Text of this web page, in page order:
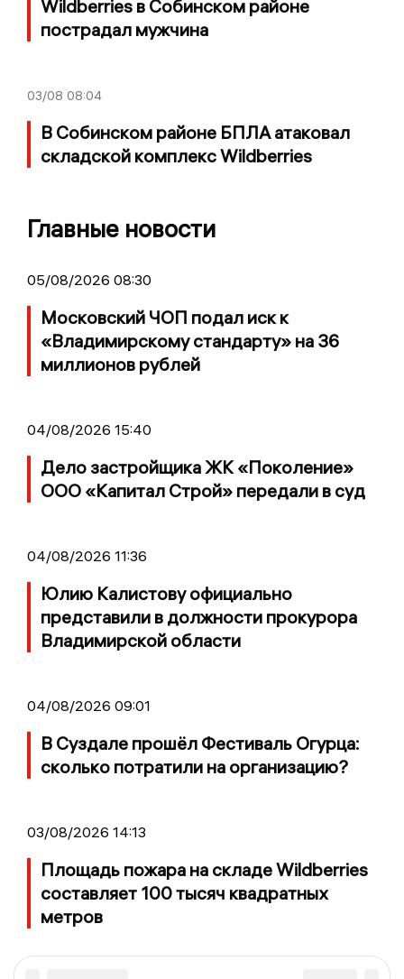
Wildberries в Собинском районе
пострадал мужчина
03/08 08:04
В Собинском районе БПЛА атаковал
складской комплекс Wildberries
Главные новости
05/08/2026 08:30
Московский ЧОП подал иск к
«Владимирскому стандарту» на 36
миллионов рублей
04/08/2026 15:40
Дело застройщика ЖК «Поколение»
ООО «Капитал Строй» передали в суд
04/08/2026 11:36
Юлию Калистову официально
представили в должности прокурора
Владимирской области
04/08/2026 09:01
В Суздале прошёл Фестиваль Огурца:
сколько потратили на организацию?
03/08/2026 14:13
Площадь пожара на складе Wildberries
составляет 100 тысяч квадратных
метров